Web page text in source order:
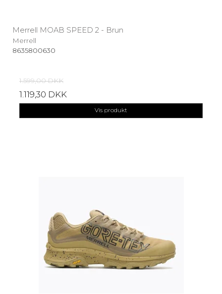
Merrell MOAB SPEED 2 - Brun
Merrell
8635800630
1.599,00 DKK
1.119,30 DKK
Vis produkt